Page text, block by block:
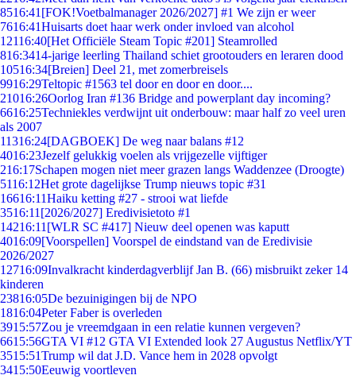
8516:41 [FOK!Voetbalmanager 2026/2027] #1 We zijn er weer
7616:41Huisarts doet haar werk onder invloed van alcohol
12116:40[Het Officiële Steam Topic #201] Steamrolled
816:3414-jarige leerling Thailand schiet grootouders en leraren dood
10516:34[Breien] Deel 21, met zomerbreisels
9916:29Teltopic #1563 tel door en door en door....
21016:26Oorlog Iran #136 Bridge and powerplant day incoming?
6616:25Techniekles verdwijnt uit onderbouw: maar half zo veel uren
als 2007
11316:24[DAGBOEK] De weg naar balans #12
4016:23Jezelf gelukkig voelen als vrijgezelle vijftiger
216:17Schapen mogen niet meer grazen langs Waddenzee (Droogte)
5116:12Het grote dagelijkse Trump nieuws topic #31
16616:11Haiku ketting #27 - strooi wat liefde
3516:11 [2026/2027] Eredivisietoto #1
14216:11 [WLR SC #417] Nieuw deel openen was kaputt
4016:09[Voorspellen] Voorspel de eindstand van de Eredivisie
2026/2027
12716:09Invalkracht kinderdagverblijf Jan B. (66) misbruikt zeker 14
kinderen
23816:05De bezuinigingen bij de NPO
1816:04Peter Faber is overleden
3915:57Zou je vreemdgaan in een relatie kunnen vergeven?
6615:56GTA VI #12 GTA VI Extended look 27 Augustus Netflix/YT
3515:51Trump wil dat J.D. Vance hem in 2028 opvolgt
3415:50Eeuwig voortleven